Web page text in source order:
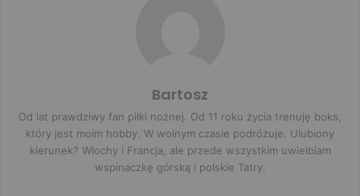
Bartosz
Od lat prawdziwy fan piłki nożnej. Od 11 roku życia trenuję boks,
który jest moim hobby. W wolnym czasie podróżuje. Ulubiony
kierunek? Włochy i Francja, ale przede wszystkim uwielbiam
wspinaczkę górską i polskie Tatry.